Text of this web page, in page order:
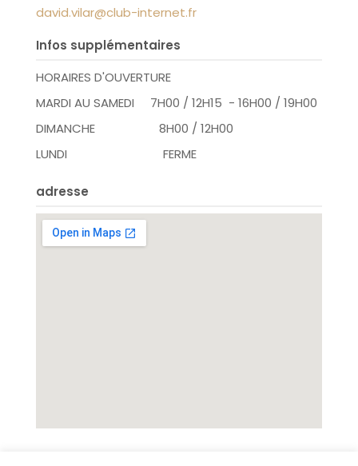
david.vilar@club-internet.fr
Infos supplémentaires
HORAIRES D'OUVERTURE
MARDI AU SAMEDI 7H00 / 12H15 - 16H00 / 19H00
DIMANCHE 8H00 / 12H00
LUNDI FERME
adresse